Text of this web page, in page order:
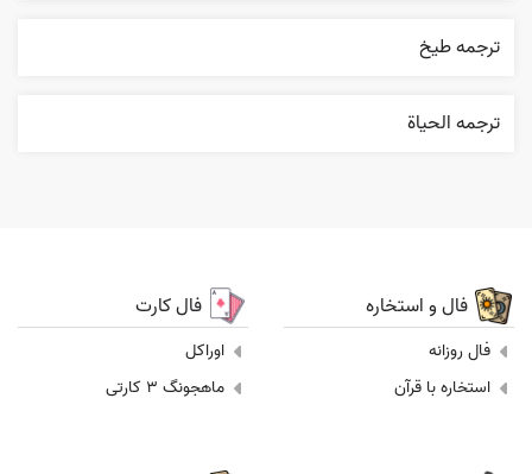
ترجمه طيخ
ترجمه الحیاة
فال و استخاره
فال روزانه
استخاره با قرآن
فال کارت
اوراکل
ماهجونگ 3 کارتی